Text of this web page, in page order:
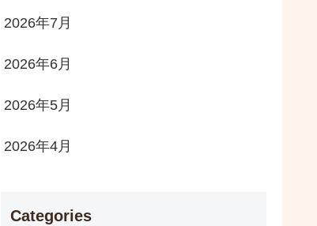
2026年7月
2026年6月
2026年5月
2026年4月
Categories